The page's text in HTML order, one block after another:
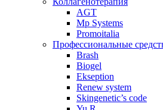
AGT
Mp Systems
Promoitalia
Профессиональные
Brash
Biogel
Ekseption
Renew system
Skingenetic’s code